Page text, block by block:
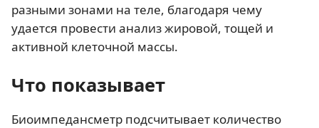
разными зонами на теле, благодаря чему
удается провести анализ жировой, тощей и
активной клеточной массы.
Что показывает
Биоимпедансметр подсчитывает количество